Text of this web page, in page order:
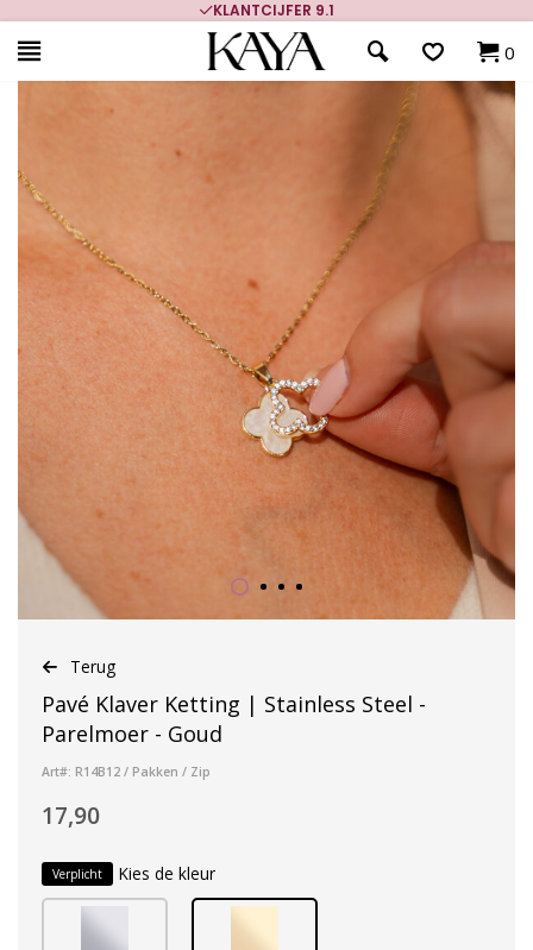
KLANTCIJFER 9.1
0
Terug
Pavé Klaver Ketting | Stainless Steel -
Parelmoer - Goud
Art#: R14B12 / Pakken / Zip
17,90
Verplicht Kies de kleur